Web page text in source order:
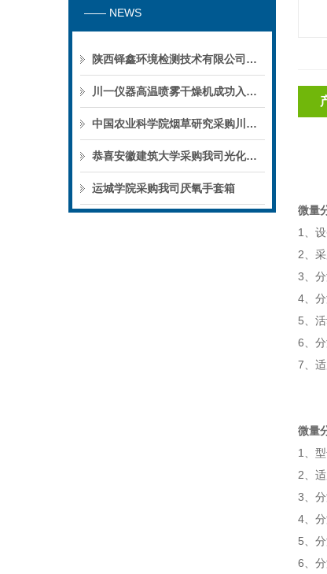
—— NEWS
陕西铎鑫环境检测技术有限公司采购我司全自动液液萃取仪
川一仪器高温喷雾干燥机成功入驻鄱阳职业学院，助力职业教育实训平台升级
中国农业科学院烟草研究采购川一仪器喷雾干燥机
恭喜安徽建筑大学采购我司光化学反应仪
运城学院采购我司厌氧手套箱
微量
1、
2、
3、
4、
5、
6、
7、
微量
1、
2、
3、
4、
5、
6、